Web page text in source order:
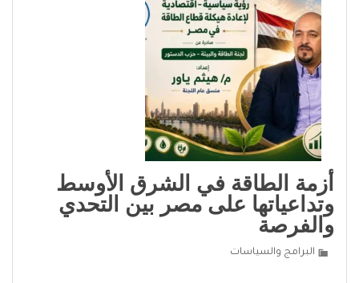
أزمة الطاقة في الشرق الأوسط
وتداعياتها على مصر بين التحدي
والفرصة
البرامج والسياسات